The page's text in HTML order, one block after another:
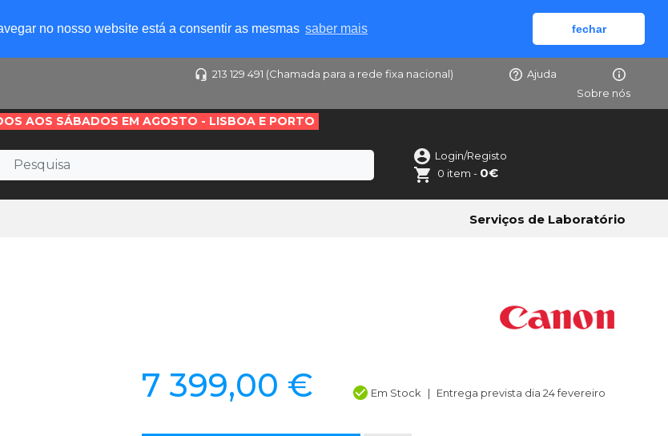
no nosso website está a consentir as mesmas saber mais fechar
213 129 491 (Chamada para a rede fixa nacional)
Ajuda
Sobre nós
AOS SÁBADOS EM AGOSTO - LISBOA E PORTO
Login/Registo
0 item - 0€
Serviços de Laboratório
7 399,00 € Em Stock Entrega prevista dia 24 fevereiro